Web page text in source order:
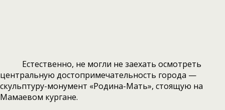
Естественно, не могли не заехать осмотреть
центральную достопримечательность города —
скульптуру-монумент «Родина-Мать», стоящую на
Мамаевом кургане.